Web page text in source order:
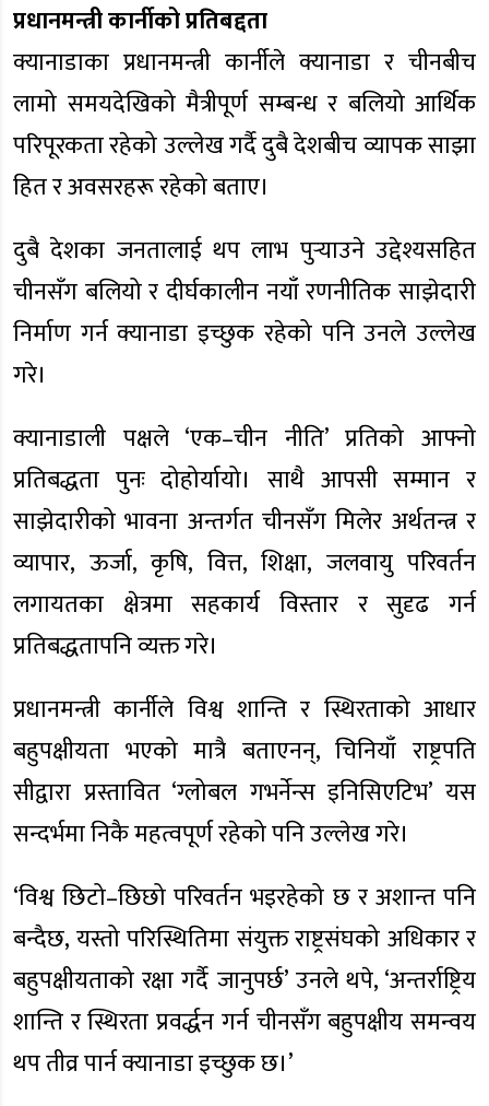
प्रधानमन्त्री कार्नीको प्रतिबद्दता
क्यानाडाका प्रधानमन्त्री कार्नीले क्यानाडा र चीनबीच
लामो समयदेखिको मैत्रीपूर्ण सम्बन्ध र बलियो आर्थिक
परिपूरकता रहेको उल्लेख गर्दै दुबै देशबीच व्यापक साझा
हित र अवसरहरू रहेको बताए।
दुबै देशका जनतालाई थप लाभ पुर्‍याउने उद्देश्यसहित
चीनसँग बलियो र दीर्घकालीन नयाँ रणनीतिक साझेदारी
निर्माण गर्न क्यानाडा इच्छुक रहेको पनि उनले उल्लेख
गरे।
क्यानाडाली पक्षले ‘एक–चीन नीति’ प्रतिको आफ्नो
प्रतिबद्धता पुनः दोहोर्यायो। साथै आपसी सम्मान र
साझेदारीको भावना अन्तर्गत चीनसँग मिलेर अर्थतन्त्र र
व्यापार, ऊर्जा, कृषि, वित्त, शिक्षा, जलवायु परिवर्तन
लगायतका क्षेत्रमा सहकार्य विस्तार र सुदृढ गर्न
प्रतिबद्धतापनि व्यक्त गरे।
प्रधानमन्त्री कार्नीले विश्व शान्ति र स्थिरताको आधार
बहुपक्षीयता भएको मात्रै बताएनन्, चिनियाँ राष्ट्रपति
सीद्वारा प्रस्तावित ‘ग्लोबल गभर्नेन्स इनिसिएटिभ’ यस
सन्दर्भमा निकै महत्वपूर्ण रहेको पनि उल्लेख गरे।
‘विश्व छिटो–छिछो परिवर्तन भइरहेको छ र अशान्त पनि
बन्दैछ, यस्तो परिस्थितिमा संयुक्त राष्ट्रसंघको अधिकार र
बहुपक्षीयताको रक्षा गर्दै जानुपर्छ’ उनले थपे, ‘अन्तर्राष्ट्रिय
शान्ति र स्थिरता प्रवर्द्धन गर्न चीनसँग बहुपक्षीय समन्वय
थप तीव्र पार्न क्यानाडा इच्छुक छ।’